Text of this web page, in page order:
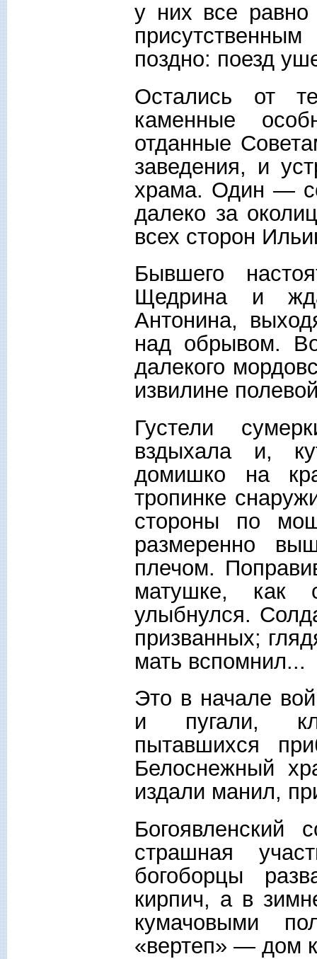
у них все
поздно: поезд
Остались от
каменные
отданные
заведения, и
храма. Один —
далеко за
всех сторон
Бывшего
Щедрина и
Антонина,
над обрывом.
далекого
извилине
Густели
вздыхала и,
домишко на
тропинке
стороны по
размеренно
плечом.
матушке, как
улыбнулся.
призванных;
мать вспомнил...
Это в начале
и пугали,
пытавшихся
Белоснежный
издали манил,
Богоявленский
страшная
богоборцы
кирпич, а в
кумачовыми
«вертеп» — дом